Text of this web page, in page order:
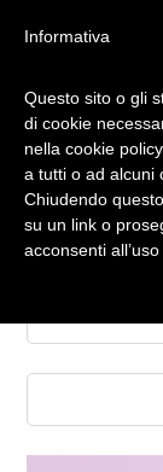
Informativa
Questo sito o gli
di cookie
nella cookie
a tutti o ad alcuni
Chiudendo
su un link o
acconsenti